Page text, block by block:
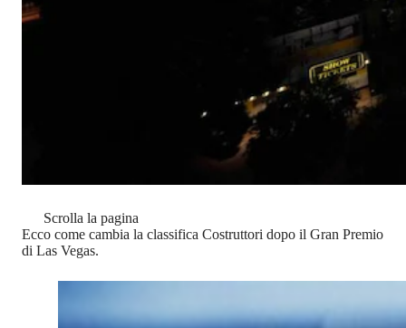
Scrolla la pagina
Ecco come cambia la classifica Costruttori dopo il Gran Premio
di Las Vegas.